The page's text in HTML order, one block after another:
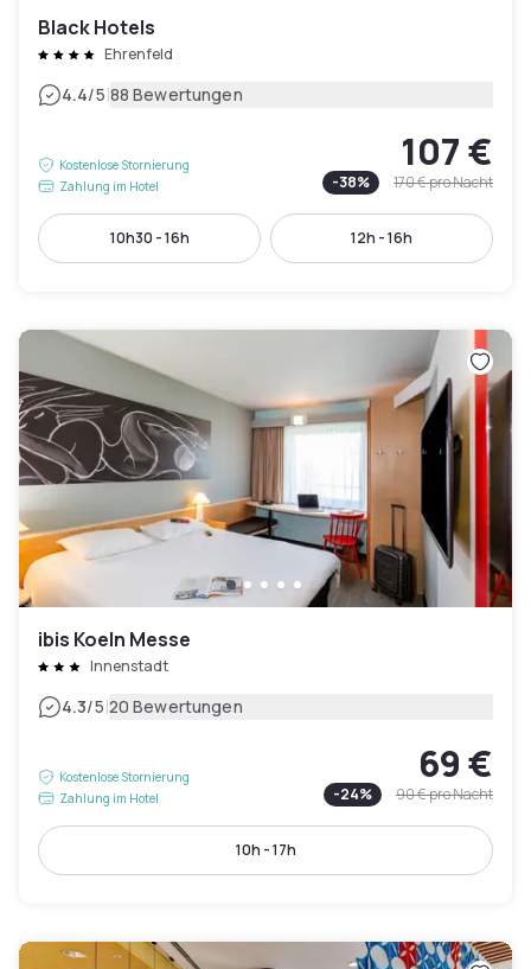
Black Hotels
Ehrenfeld
4.4/5|88 Bewertungen
Kostenlose Stornierung
Zahlung im Hotel
107 €
-38% 170 €pro Nacht
10h30 - 16h 12h - 16h
ibis Koeln Messe
Innenstadt
4.3/5|20 Bewertungen
Kostenlose Stornierung
Zahlung im Hotel
69 €
-24% 90 €pro Nacht
10h - 17h